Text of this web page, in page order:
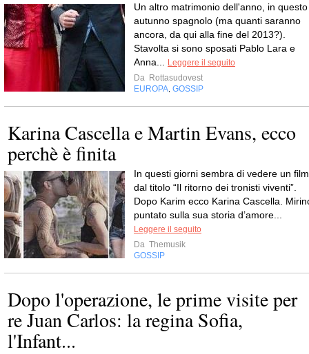
Un altro matrimonio dell'anno, in questo
autunno spagnolo (ma quanti saranno
ancora, da qui alla fine del 2013?).
Stavolta si sono sposati Pablo Lara e
Anna...
Leggere il seguito
Da Rottasudovest
EUROPA GOSSIP
Karina Cascella e Martin Evans, ecco
perchè è finita
In questi giorni sembra di vedere un film
dal titolo “Il ritorno dei tronisti viventi”.
Dopo Karim ecco Karina Cascella.
puntato sulla sua storia d’amore...
Leggere il seguito
Da Themusik
GOSSIP
Dopo l'operazione, le prime visite per
re Juan Carlos: la regina Sofia,
l'Infant...